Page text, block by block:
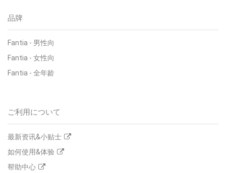
品牌
Fantia - 男性向
Fantia - 女性向
Fantia - 全年龄
ご利用について
最新资讯&小贴士
如何使用&体验
帮助中心